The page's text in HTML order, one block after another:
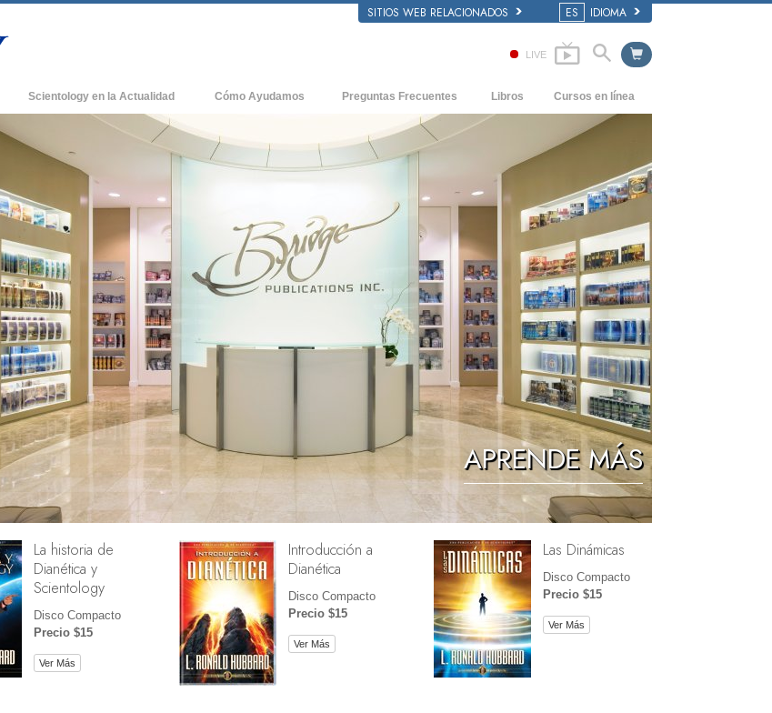
SITIOS WEB RELACIONADOS ES IDIOMA
LIVE
acerca de
Scientology en la Actualidad
Nuevas Iglesias de Scientology
Organizaciones Avanzadas
Base en Tierra de Flag
Freewinds
Llevando Scientology al Mundo
David Miscavige - Líder Eclesiástico de
Scientology
Cómo Ayudamos Preguntas Frecuentes
Antecedentes y principios básicos
Dentro de una Iglesia
La Organización de Scientology
Libros
Audiolibros
Conferencias Introductorias
Películas
Cursos en línea
Cómo Resolver los Conflictos
Las Dinámicas de la Existencia
Los Componentes de la Comprensión
Soluciones para un Entorno Peligroso
Ayudas para Enfermedades y Lesiones
La Integridad y la Honestidad
El Matrimonio
La Escala Tonal Emocional
Respuestas a las Drogas
Herramientas para el Entorno Laboral
La Ética y las Condiciones
La Causa de la Supresión
Investigaciones
Los Fundamentos de la Organización
Los Fundamentos de las Relaciones
Públicas
APRENDE MÁS
La historia de
Dianética y
Scientology
Disco Compacto
Precio $15
Ver Más
Introducción a
Dianética
Disco Compacto
Precio $15
Ver Más
Las Dinámicas
Disco Compacto
Precio $15
Ver Más